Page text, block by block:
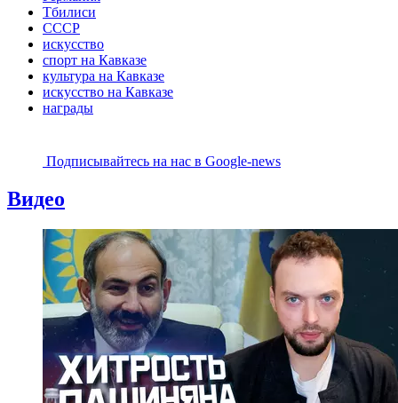
Тбилиси
СССР
искусство
спорт на Кавказе
культура на Кавказе
искусство на Кавказе
награды
Подписывайтесь на наc в Google-news
Видео